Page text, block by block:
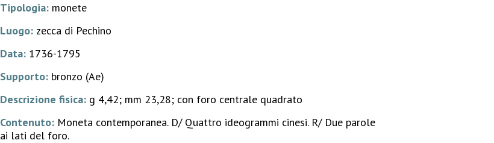
Tipologia: monete
Luogo: zecca di Pechino
Data: 1736-1795
Supporto: bronzo (Ae)
Descrizione fisica: g 4,42; mm 23,28; con foro centrale quadrato
Contenuto: Moneta contemporanea. D/ Quattro ideogrammi cinesi. R/ Due parole
ai lati del foro.